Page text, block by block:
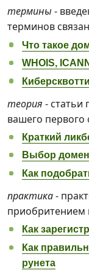
термины -
терминов
Что такое
WHOIS,
теория -
вашего первого
Краткий
Выбор
Как
практика-
приобритением
Как
Как
рунета